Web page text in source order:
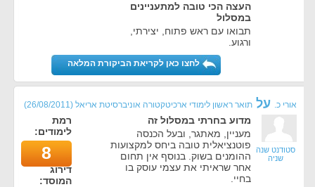
העצה הכי טובה למתעניינים
במסלול
תבואו עם ראש פתוח, יצירתי,
ורגוע.
לחצו כאן לקריאת הביקורת המלאה
אורי כ. על תואר ראשון לימודי ארכיטקטורה אוניברסיטת אריאל (
26/08/2011
)
סטודנט שנה
שניה
מדוע בחרתי במסלול זה
מעניין, מאתגר, ובעל הכנסה
פוטנציאלית טובה ביחס למקצועות
ההומנים בשוק. בנוסף אין תחום
אחר שראיתי את עצמי עוסק בו
בחיי.
רמת
לימודים:
8
דירוג
המוסד: